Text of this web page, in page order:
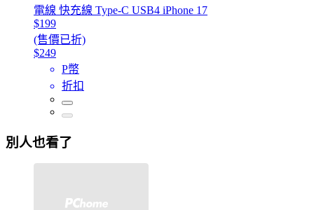
電線 快充線 Type-C USB4 iPhone 17
$199
(售價已折)
$249
P幣
折扣
別人也看了